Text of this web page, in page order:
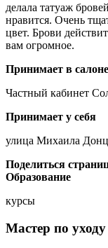
делала татуаж
нравится. Очень
цвет. Брови
вам огромное.
Принимает в салоне
Частный кабинет
Принимает у себя
улица Михаила
Поделиться
Образование
курсы
Мастер по